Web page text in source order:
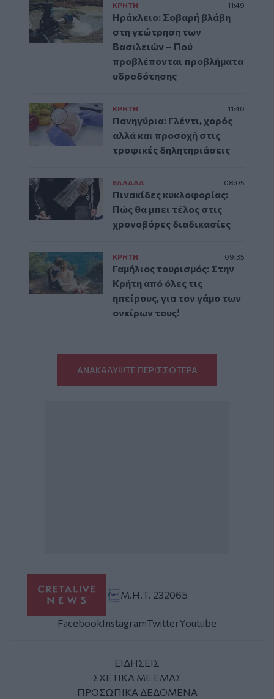
ΚΡΗΤΗ 11:49
Ηράκλειο: Σοβαρή βλάβη
στη γεώτρηση των
Βασιλειών – Πού
προβλέπονται προβλήματα
υδροδότησης
ΚΡΗΤΗ 11:40
Πανηγύρια: Γλέντι, χορός
αλλά και προσοχή στις
τροφικές δηλητηριάσεις
ΕΛΛAΔΑ 08:05
Πινακίδες κυκλοφορίας:
Πώς θα μπει τέλος στις
χρονοβόρες διαδικασίες
ΚΡΗΤΗ 09:35
Γαμήλιος τουρισμός: Στην
Κρήτη από όλες τις
ηπείρους, για τον γάμο των
ονείρων τους!
ΑΝΑΚΑΛΥΨΤΕ ΠΕΡΙΣΣΟΤΕΡΑ
Μ.Η.Τ. 232065
FacebookInstagramTwitterYoutube
ΕΙΔΗΣΕΙΣ
ΣΧΕΤΙΚΑ ΜΕ ΕΜΑΣ
ΠΡΟΣΩΠΙΚΑ ΔΕΔΟΜΕΝΑ